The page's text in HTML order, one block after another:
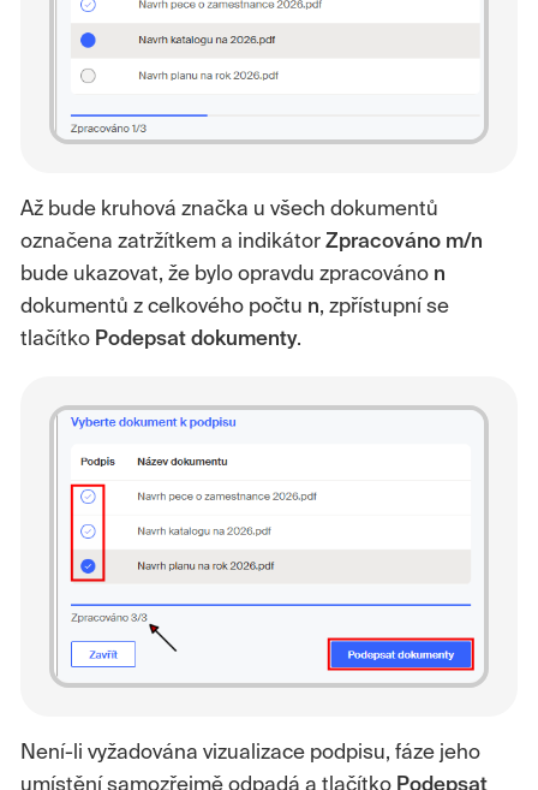
Až bude kruhová značka u všech dokumentů
označena zatržítkem a indikátor Zpracováno m/n
bude ukazovat, že bylo opravdu zpracováno n
dokumentů z celkového počtu n, zpřístupní se
tlačítko Podepsat dokumenty.
Není-li vyžadována vizualizace podpisu, fáze jeho
umístění samozřejmě odpadá a tlačítko Podepsat